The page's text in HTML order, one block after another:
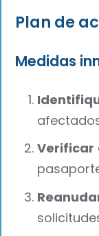
Plan de
Medidas
Verificar